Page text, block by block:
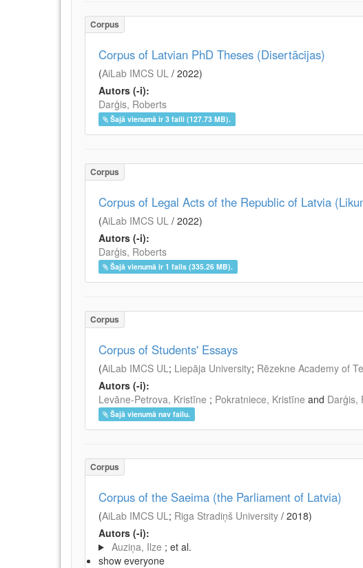
Corpus
Corpus of Latvian PhD Theses (Disertācijas)
(AiLab IMCS UL / 2022)
Autors (-i):
Darģis, Roberts
Šajā vienumā ir 3 faili (127.73 MB).
Corpus
Corpus of Legal Acts of the Republic of Latvia
(AiLab IMCS UL / 2022)
Autors (-i):
Darģis, Roberts
Šajā vienumā ir 1 fails (335.26 MB).
Corpus
Corpus of Students' Essays
(AiLab IMCS UL; Liepāja University; Rēzekne Academy of
Autors (-i):
Levāne-Petrova, Kristīne ; Pokratniece, Kristīne and Darģis,
Šajā vienumā nav failu.
Corpus
Corpus of the Saeima (the Parliament of Latvia)
(AiLab IMCS UL; Riga Stradiņš University / 2018)
Autors (-i):
Auziņa, Ilze ; et al.
show everyone